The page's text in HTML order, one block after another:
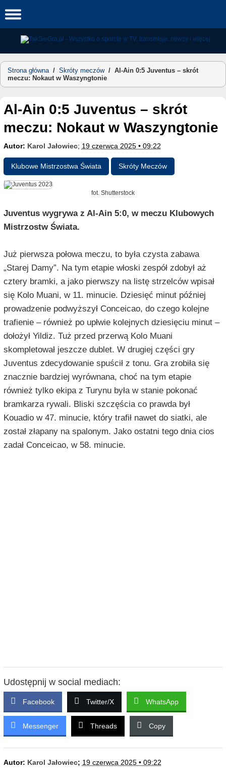
to
Strona główna/ Skróty meczów/ Al-Ain 0:5 Juventus – skrót
meczu: Nokaut w Waszyngtonie
Al-Ain 0:5 Juventus – skrót
meczu: Nokaut w Waszyngtonie
Autor: Karol Jałowiec; 19 czerwca 2025 • 09:22
Klubowe Mistrzostwa Świata Skróty Meczów
fot. Shutterstock
Juventus wygrywa z Al-Ain 5:0, w meczu Klubowych
Mistrzostw Świata.
Już pierwsza połowa meczu, to była czysta zabawa
„Starej Damy”. Na tym etapie włoski zespół zdobył aż
cztery bramki, a jako pierwszy na listę strzelców wpisał
się Kolo Muani, w 11. minucie. Dziesięć minut później
prowadzenie podwyższył Conceicao, do czego kolejne
trafienie – również po upłwie kolejnych dziesięciu minut –
dołożył Yildiz. Tuż przed przerwą Kolo Muani
skompletował jeszcze dublet. W drugiej części gry
Juventus zdecydowanie spuścił z tonu. Gra zrobiła się
znacznie bardziej wyrównana, choć na tym etapie
również tylko ekipa z Turynu była w stanie pokonać
bramkarza rywali. Bliski szczęścia co prawda był
Kouadio w 47. minucie, który trafił nawet do siatki, ale
został złapany na spalonym. Jako ostatni tego dnia cios
zadał Conceicao, w 58. minucie.
Udostępnij w social mediach:
Facebook Twitter/X WhatsApp
Messenger Threads Copy
Autor: Karol Jałowiec; 19 czerwca 2025 • 09:22